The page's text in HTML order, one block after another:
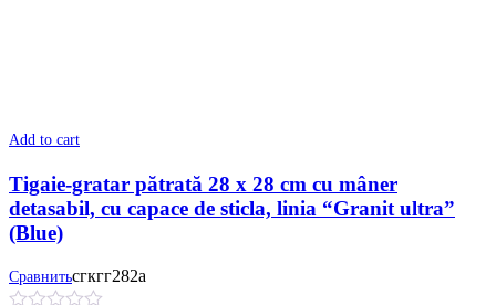
Add to cart
Tigaie-gratar pătrată 28 x 28 cm cu mâner
detasabil, cu сapace de sticla, linia “Granit ultra”
(Blue)
Сравнитьсгкгг282а